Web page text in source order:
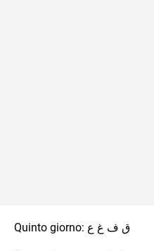
Quinto giorno: ق ف غ ع